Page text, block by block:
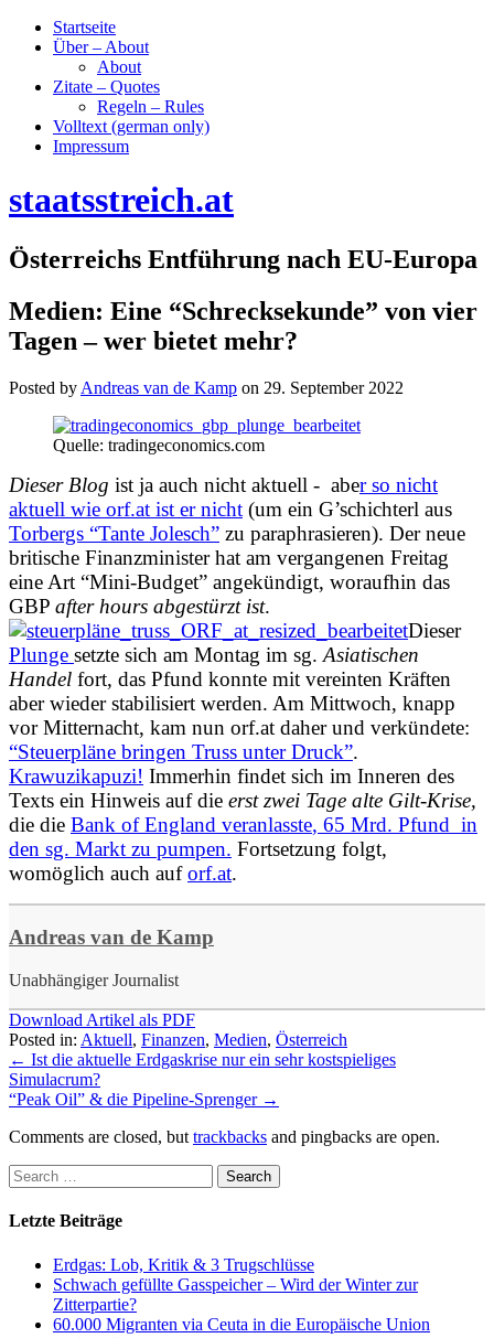
Startseite
Über – About
About
Zitate – Quotes
Regeln – Rules
Volltext (german only)
Impressum
staatsstreich.at
Österreichs Entführung nach EU-Europa
Medien: Eine “Schrecksekunde” von vier
Tagen – wer bietet mehr?
Posted by Andreas van de Kamp on 29. September 2022
Quelle: tradingeconomics.com
Dieser Blog ist ja auch nicht aktuell - aber so nicht
aktuell wie orf.at ist er nicht (um ein G’schichterl aus
Torbergs “Tante Jolesch” zu paraphrasieren). Der neue
britische Finanzminister hat am vergangenen Freitag
eine Art “Mini-Budget” angekündigt, woraufhin das
GBP after hours abgestürzt ist.
Dieser
Plunge setzte sich am Montag im sg. Asiatischen
Handel fort, das Pfund konnte mit vereinten Kräften
aber wieder stabilisiert werden. Am Mittwoch, knapp
vor Mitternacht, kam nun orf.at daher und verkündete:
“Steuerpläne bringen Truss unter Druck”.
Krawuzikapuzi! Immerhin findet sich im Inneren des
Texts ein Hinweis auf die erst zwei Tage alte Gilt-Krise,
die die Bank of England veranlasste, 65 Mrd. Pfund in
den sg. Markt zu pumpen. Fortsetzung folgt,
womöglich auch auforf.at.
Andreas van de Kamp
Unabhängiger Journalist
Download Artikel als PDF
Posted in: Aktuell, Finanzen, Medien, Österreich
← Ist die aktuelle Erdgaskrise nur ein sehr kostspieliges
Simulacrum?
“Peak Oil” & die Pipeline-Sprenger →
Comments are closed, but trackbacks and pingbacks are open.
Letzte Beiträge
Erdgas: Lob, Kritik & 3 Trugschlüsse
Schwach gefüllte Gasspeicher – Wird der Winter zur
Zitterpartie?
60.000 Migranten via Ceuta in die Europäische Union